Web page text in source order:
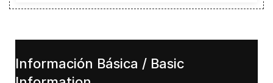
Información Básica / Basic